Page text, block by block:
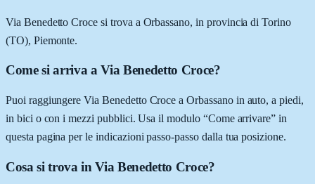
Via Benedetto Croce si trova a Orbassano, in provincia di Torino
(TO), Piemonte.
Come si arriva a Via Benedetto Croce?
Puoi raggiungere Via Benedetto Croce a Orbassano in auto, a piedi,
in bici o con i mezzi pubblici. Usa il modulo “Come arrivare” in
questa pagina per le indicazioni passo-passo dalla tua posizione.
Cosa si trova in Via Benedetto Croce?